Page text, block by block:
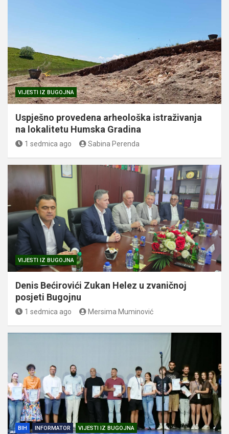
VIJESTI IZ BUGOJNA
Uspješno provedena arheološka istraživanja
na lokalitetu Humska Gradina
1 sedmica ago Sabina Perenda
VIJESTI IZ BUGOJNA
Denis Bećirovići Zukan Helez u zvaničnoj
posjeti Bugojnu
1 sedmica ago Mersima Muminović
BIH INFORMATOR VIJESTI IZ BUGOJNA